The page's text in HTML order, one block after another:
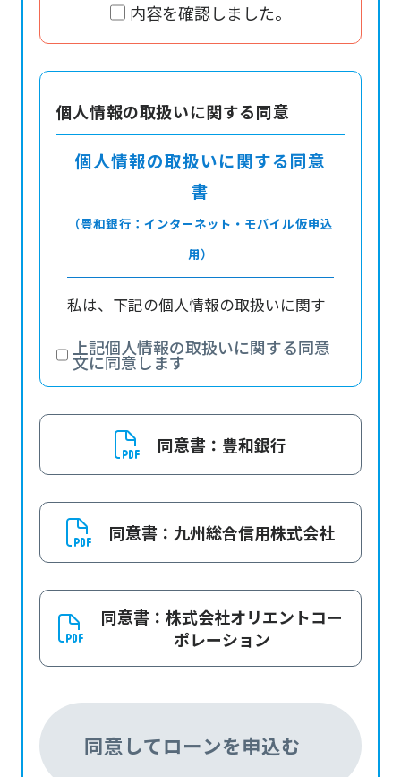
、あらかじめご了承ください。
仮審査にあたり、お客さまの同意に
もとづき、当行、九州総合信用(株)
ならびに(株)オリエントコーポレー
ションが提携している個人信用情報
機関および同機関と提携する個人信
用情報機関よりお客さまの情報を利
用させていただきます。
「応援ローン『夢』」をお申込みい
扱いに関する同意条項」についての
同意が必要になります。
内容を確認しました。
個人情報の取扱いに関する同意
個人情報の取扱いに関する同意
書
（豊和銀行：インターネット・モバイル仮申込
用）
私は、下記の個人情報の取扱いに関す
えで、お申込み基本情報を入力して送
信し、ローンの事前審査申込、借入申
込、保証委 託申込、ローン契約の締結
を行います。なお、下記の各条項は、
当該ローンの事前審査申込書、借入申
、これらを「契約書等」 という。）に
既に記載されている 条項と重複してい
に記載の各条項が適用されることに同
第１条（個人情報の利用目的）
申込者（連帯債務者予定者、連帯保証
人予定者を含む。以下、同様とする。
上記個人情報の取扱いに関する同意
文に同意します
同意書：豊和銀行
同意書：九州総合信用株式会社
同意書：株式会社オリエントコー
ポレーション
同意してローンを申込む